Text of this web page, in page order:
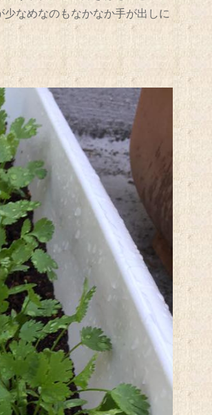
なめなのもなかなか手が出しに